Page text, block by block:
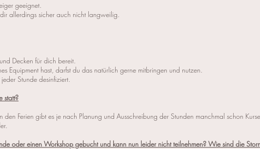
geeignet.
allerdings sicher auch nicht langweilig.
Decken für dich bereit.
Equipment hast, darfst du das natürlich gerne mitbringen und nutzen.
Stunde desinfiziert.
statt?
den Ferien gibt es je nach Planung und Ausschreibung der Stunden manchmal schon
oder einen Workshop gebucht und kann nun leider nicht teilnehmen? Wie sind die